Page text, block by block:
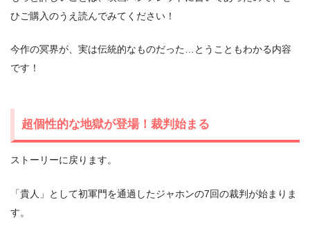
ひご購入のうえ読んでみてください！
今作の冥界が、実は伝統的なものだった…とうこともわかる内容
です！
超個性的な地獄が登場！裁判始まる
ストーリーに戻ります。
「貴人」として初軍門を通過したジャホンの7回の裁判が始まりま
す。